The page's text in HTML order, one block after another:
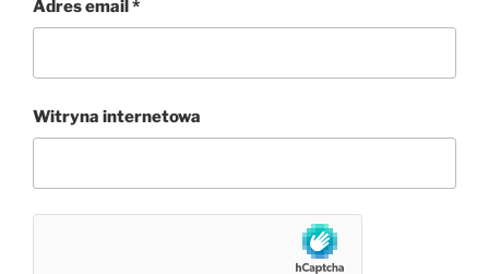
Adres email*
Witryna internetowa